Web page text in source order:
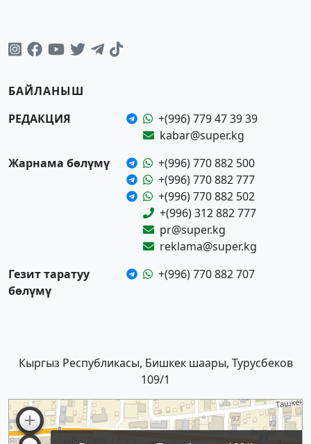
БАЙЛАНЫШ
РЕДАКЦИЯ
+(996) 779 47 39 39
kabar@super.kg
Жарнама бөлүмү
+(996) 770 882 500
+(996) 770 882 777
+(996) 770 882 502
+(996) 312 882 777
pr@super.kg
reklama@super.kg
Гезит таратуу
бөлүмү
+(996) 770 882 707
Кыргыз Республикасы, Бишкек шаары, Турусбеков
109/1